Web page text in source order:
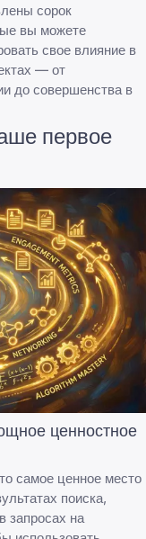
сорок
вы можете
свое влияние в
— от
до совершенства в
первое
ценностное
самое ценное место
поиска,
запросах на